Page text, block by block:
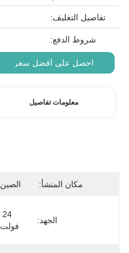
تفاصيل التغليف:
شروط الدفع:
احصل على أفضل سعر
معلومات تفاصيل
مكان المنشأ: الصين
الجهد:
فولت